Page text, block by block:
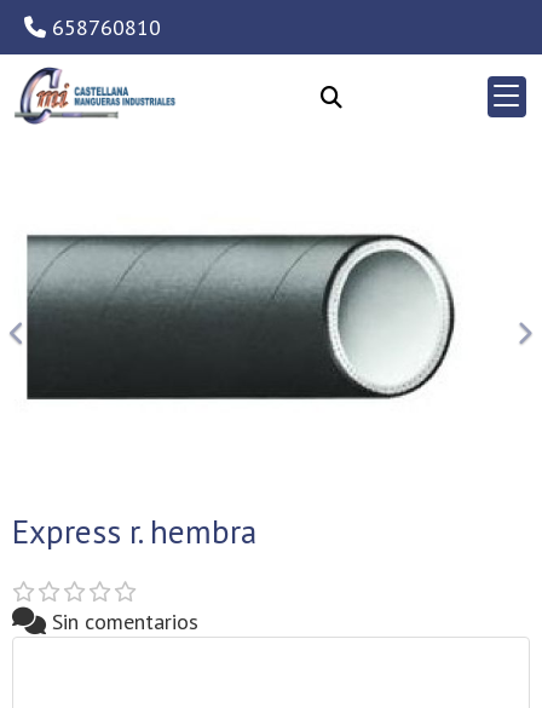
658760810
Express r. hembra
Sin comentarios